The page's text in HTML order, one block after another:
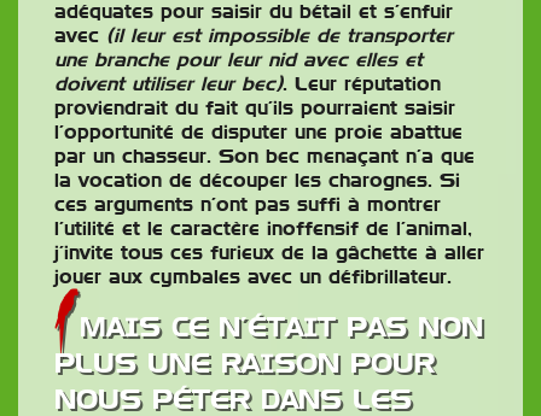
adéquates pour saisir du bétail et s’enfuir
avec (il leur est impossible de transporter
une branche pour leur nid avec elles et
doivent utiliser leur bec). Leur réputation
proviendrait du fait qu’ils pourraient saisir
l’opportunité de disputer une proie abattue
par un chasseur. Son bec menaçant n’a que
la vocation de découper les charognes. Si
ces arguments n’ont pas suffi à montrer
l’utilité et le caractère inoffensif de l’animal,
j’invite tous ces furieux de la gâchette à aller
jouer aux cymbales avec un défibrillateur.
MAIS CE N’ÉTAIT PAS NON
PLUS UNE RAISON POUR
NOUS PÉTER DANS LES